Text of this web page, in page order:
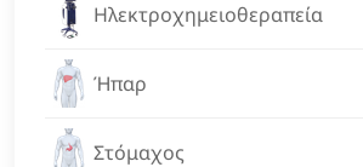
Ηλεκτροχημειοθεραπεία
Ήπαρ
Στόμαχος